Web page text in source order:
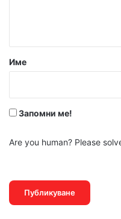
р
Име
Запомни ме!
Are you human? Please